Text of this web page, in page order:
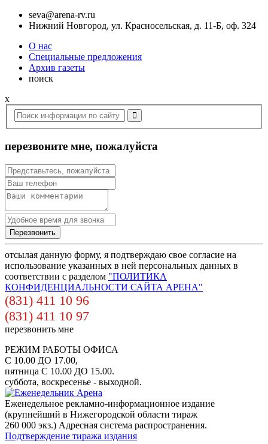
seva@arena-rv.ru
Нижний Новгород, ул. Красносельская, д. 11-Б, оф. 324
О нас
Специальные предложения
Архив газеты
поиск
x
перезвоните мне, пожалуйста
отсылая данную форму, я подтверждаю свое согласие на
использование указанных в ней персональных данных в
соответствии с разделом "ПОЛИТИКА
КОНФИДЕНЦИАЛЬНОСТИ САЙТА АРЕНА"
(831) 411 10 96
(831) 411 10 97
перезвонить мне
РЕЖИМ РАБОТЫ ОФИСА
С 10.00 ДО 17.00,
пятница С 10.00 ДО 15.00.
суббота, воскресенье - выходной.
Еженедельное рекламно-информационное издание
(крупнейший в Нижегородской области тираж
260 000 экз.) Адресная система распространения.
Подтверждение тиража издания